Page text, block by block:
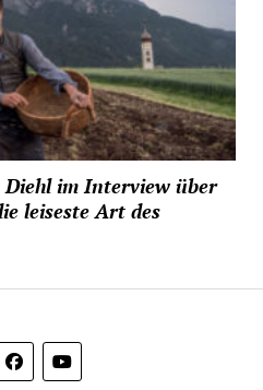
im Interview über
leiseste Art des